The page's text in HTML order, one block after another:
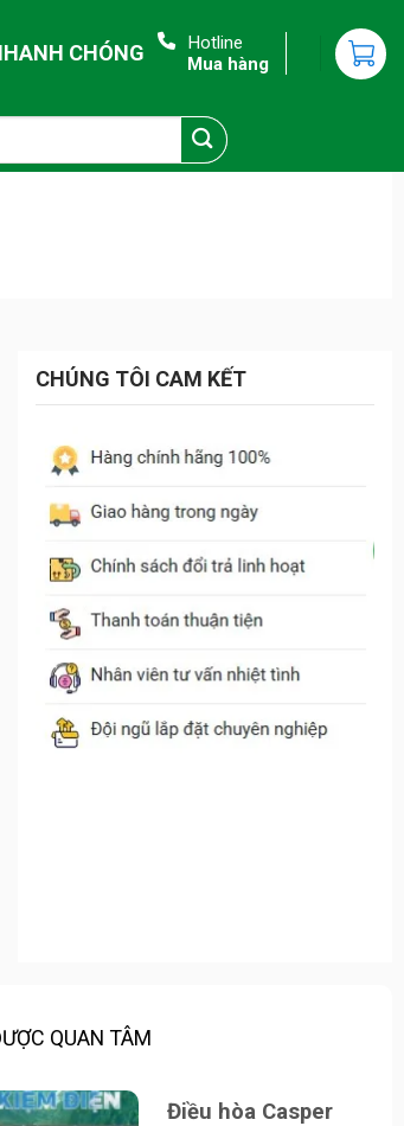
CHÓNG
Hotline
Mua hàng
CHÚNG TÔI CAM KẾT
QUAN TÂM
Điều hòa Casper